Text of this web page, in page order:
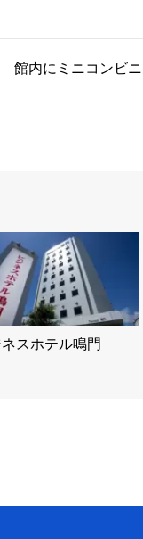
内にミニコンビ
ネスホテル鳴門